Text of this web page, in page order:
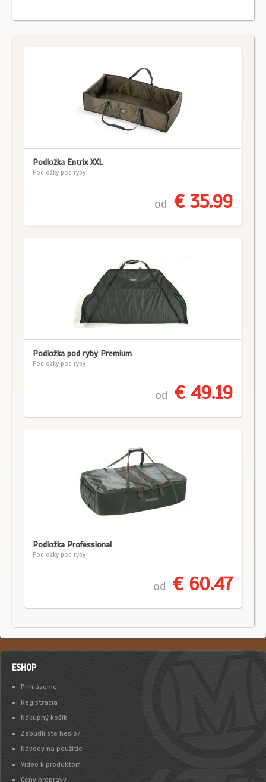
Podložka Entrix XXL
Podložky pod ryby
od € 35.99
Podložka pod ryby Premium
Podložky pod ryby
od € 49.19
Podložka Professional
Podložky pod ryby
od € 60.47
ESHOP
Prihlásenie
Registrácia
Nákupný košík
Zabudli ste heslo?
Návody na použitie
Video k produktom
Ceny prepravy